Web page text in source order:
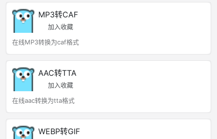
MP3转CAF
加入收藏
在线MP3转换为caf格式
AAC转TTA
加入收藏
在线aac转换为tta格式
WEBP转GIF